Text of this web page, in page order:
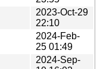
2023-Oct-29
22:10
2024-Feb-
25 01:49
2024-Sep-